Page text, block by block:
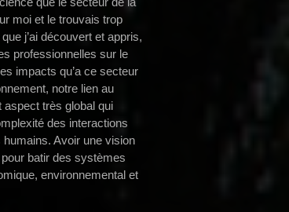
moi et le trouvais trop
j’ai découvert et appris,
professionnelles sur le
impacts qu’a ce secteur
notre lien au
aspect très global qui
des interactions
humains. Avoir une vision
batir des systèmes
environnemental et